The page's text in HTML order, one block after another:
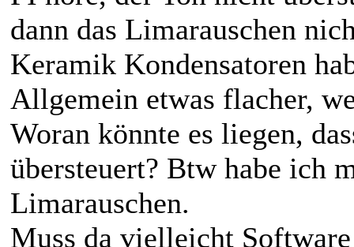
Behringer, dazu ein DSP
verbaut habe.
Gelötet habe ich nicht, da
Aufgefallen ist mir, dass
PI höre, der Ton nicht
dann das Limarauschen
Keramik Kondensatoren